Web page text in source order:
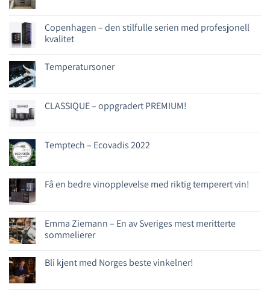
Copenhagen – den stilfulle serien med profesjonell
kvalitet
Temperatursoner
CLASSIQUE – oppgradert PREMIUM!
Temptech – Ecovadis 2022
Få en bedre vinopplevelse med riktig temperert vin!
Emma Ziemann – En av Sveriges mest meritterte
sommelierer
Bli kjent med Norges beste vinkelner!